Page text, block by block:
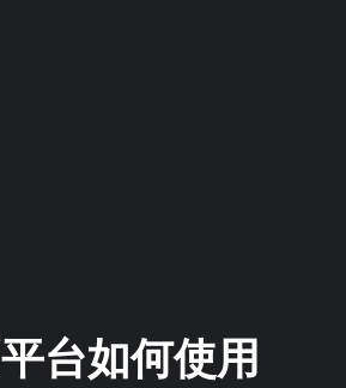
台如何使用
的功能使用，包括但不限于升级、配
解决某个具体问题，正常使用产